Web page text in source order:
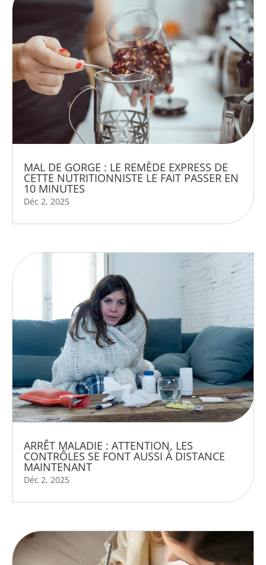
MAL DE GORGE : LE REMÈDE EXPRESS DE
CETTE NUTRITIONNISTE LE FAIT PASSER EN
10 MINUTES
Déc 2, 2025
ARRÊT MALADIE : ATTENTION, LES
CONTRÔLES SE FONT AUSSI À DISTANCE
MAINTENANT
Déc 2, 2025